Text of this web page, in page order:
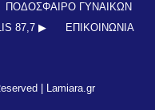
ΠΟΔΟΣΦΑΙΡΟ ΓΥΝΑΙΚΩΝ
87,7 ▶︎ ΕΠΙΚΟΙΝΩΝΊΑ
| Lamiara.gr